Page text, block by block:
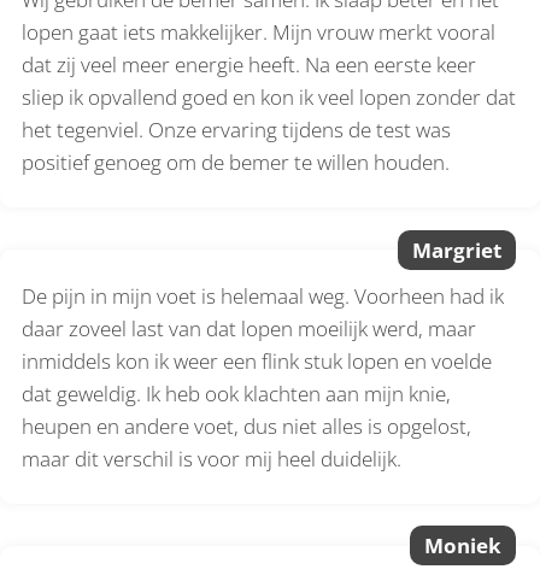
lopen gaat iets makkelijker. Mijn vrouw merkt vooral
dat zij veel meer energie heeft. Na een eerste keer
sliep ik opvallend goed en kon ik veel lopen zonder dat
het tegenviel. Onze ervaring tijdens de test was
positief genoeg om de bemer te willen houden.
Margriet
De pijn in mijn voet is helemaal weg. Voorheen had ik
daar zoveel last van dat lopen moeilijk werd, maar
inmiddels kon ik weer een flink stuk lopen en voelde
dat geweldig. Ik heb ook klachten aan mijn knie,
heupen en andere voet, dus niet alles is opgelost,
maar dit verschil is voor mij heel duidelijk.
Moniek